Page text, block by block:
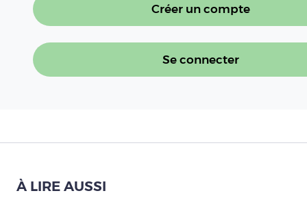
Créer un compte
Se connecter
À LIRE AUSSI